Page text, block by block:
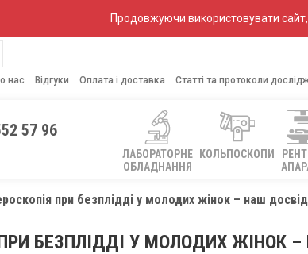
Продовжуючи використовувати
нас Відгуки Оплата і доставка Статті та протоколи
57 96
ЛАБОРАТОРНЕ
ОБЛАДНАННЯ
КОЛЬПОСКОПИ
при безплідді у молодих жінок – наш досвід
ПРИ БЕЗПЛІДДІ У МОЛОДИХ ЖІНОК